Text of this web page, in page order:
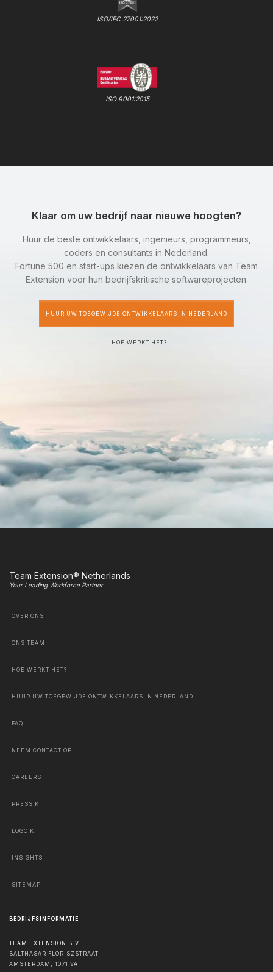
ISO/IEC 27001:2022
ISO 9001:2015
Klaar om uw bedrijf naar nieuwe hoogten?
Huur de beste ontwikkelaars, ingenieurs, programmeurs,
coders en consultants in Nederland.
Fortune 500 en start-ups kiezen de ontwikkelaars van Team
Extension voor hun bedrijfskritische softwareprojecten.
HUUR UW TOEGEWIJDE ONTWIKKELAARS IN NEDERLAND
HOE WERKT HET?
Team Extension® Netherlands
Your Leading Workforce Partner
OVER ONS
ONS TEAM
HOE WERKT HET?
HUUR UW TOEGEWIJDE ONTWIKKELAARS IN NEDERLAND
FAQ
NEEM CONTACT OP
CAREERS
PRESS KIT
LOGO KIT
INSIGHTS
SITEMAP
BEDRIJFSINFORMATIE
TEAM EXTENSION B.V.
BALTHASAR FLORISZSTRAAT
AMSTERDAM
1071 VA